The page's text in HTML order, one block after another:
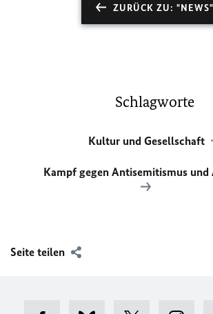
ZURÜCK ZU: "NEWS"
Schlagworte
Kultur und Gesellschaft
Kampf gegen Antisemitismus und
Seite teilen